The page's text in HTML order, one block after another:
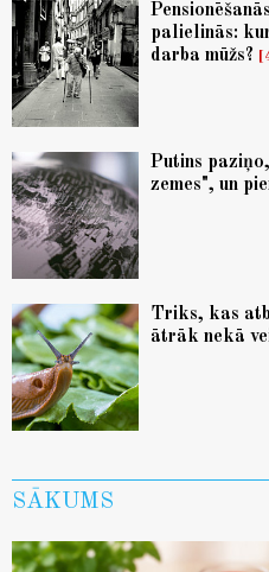
palielinās:
darba mūžs?
Putins
zemes", un
Triks, kas
ātrāk nekā
SĀKUMS